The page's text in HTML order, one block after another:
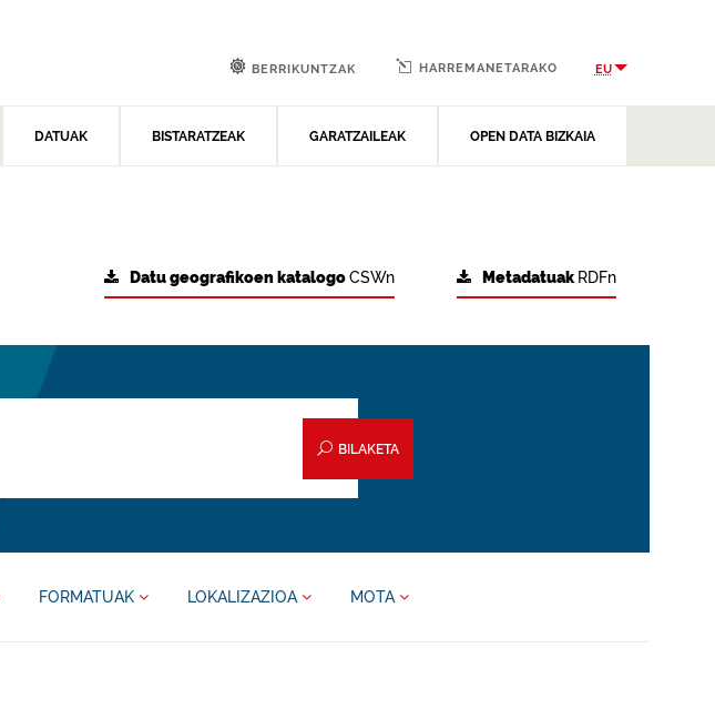
DATUAK BISTARATZEAK GARATZAILEAK OPEN DATA BIZKAIA
BERRIKUNTZAK HARREMANETARAKO EU
Metadatuak RDFn
Datu geografikoen katalogoCSWn
BILAKETA
FORMATUAK LOKALIZAZIOA MOTA